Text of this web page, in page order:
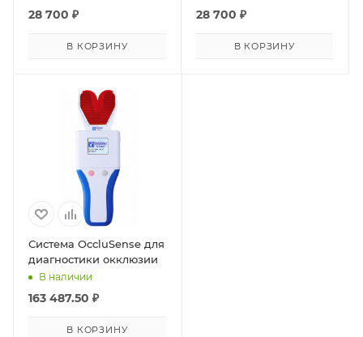
28 700 ₽
В КОРЗИНУ
28 700 ₽
В КОРЗИНУ
Система OccluSense для
диагностики окклюзии
В наличии
163 487.50 ₽
В КОРЗИНУ